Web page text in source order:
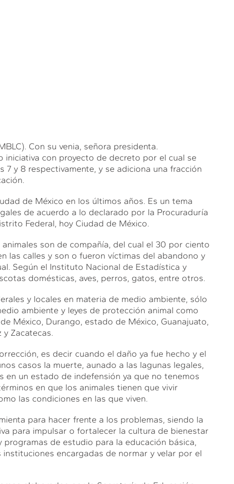
Con su venia, señora presidenta.
con proyecto de decreto por el cual se
7 y 8 respectivamente, y se adiciona una fracción
de México en los últimos años. Es un tema
de acuerdo a lo declarado por la Procuraduría
Federal, hoy Ciudad de México.
son de compañía, del cual el 30 por ciento
las calles y son o fueron víctimas del abandono y
Según el Instituto Nacional de Estadística y
domésticas, aves, perros, gatos, entre otros.
y locales en materia de medio ambiente, sólo
ambiente y leyes de protección animal como
México, Durango, estado de México, Guanajuato,
y Zacatecas.
es decir cuando el daño ya fue hecho y el
casos la muerte, aunado a las lagunas legales,
en un estado de indefensión ya que no tenemos
en que los animales tienen que vivir
las condiciones en las que viven.
para hacer frente a los problemas, siendo la
para impulsar o fortalecer la cultura de bienestar
de estudio para la educación básica,
encargadas de normar y velar por el